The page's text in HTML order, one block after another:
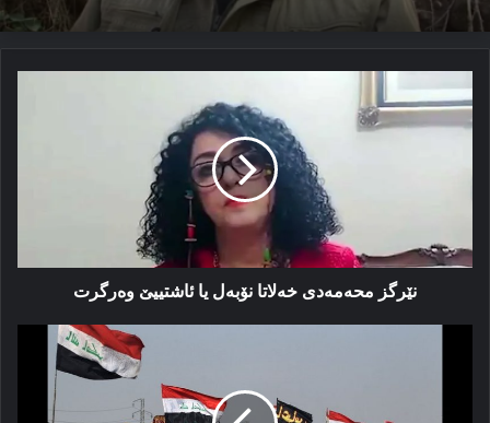
نێرگز
محەمەدی
خەلاتا
یا
نێرگز محەمەدی خەلاتا نۆبەل یا ئاشتییێ وەرگرت
رۆژا